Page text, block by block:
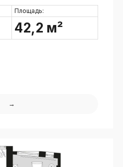
Площадь:
42,2 м²
→